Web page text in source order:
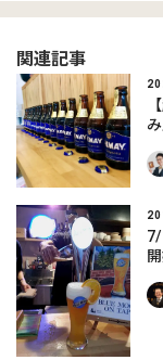
関連記事
7/